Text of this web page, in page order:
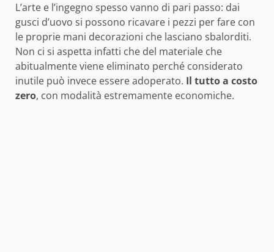
L’arte e l’ingegno spesso vanno di pari passo: dai
gusci d’uovo si possono ricavare i pezzi per fare con
le proprie mani decorazioni che lasciano sbalorditi.
Non ci si aspetta infatti che del materiale che
abitualmente viene eliminato perché considerato
inutile può invece essere adoperato. Il tutto a costo
zero, con modalità estremamente economiche.